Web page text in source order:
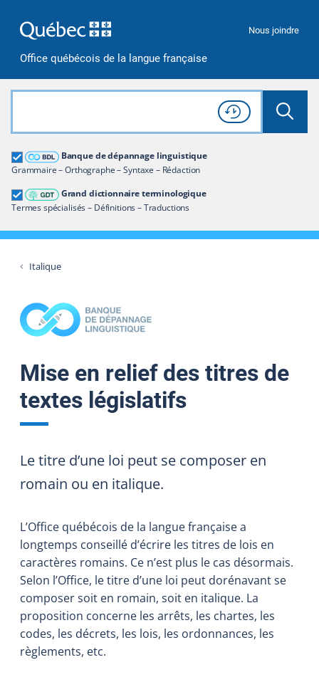
Office québécois de la langue française
Nous joindre
Rechercher dans tout le site
Lancer
Consulter l'
Historique
de recherche
Banque de dépannage linguistique
Grammaire – Orthographe – Syntaxe – Rédaction
Grand dictionnaire terminologique
Termes spécialisés – Définitions – Traductions
Grand dictionnaire terminologique
Restreindre aux termes
Italique
Mise en relief des titres de
textes législatifs
Le titre d’une loi peut se composer en
romain ou en italique.
L’Office québécois de la langue française a
longtemps conseillé d’écrire les titres de lois en
caractères romains. Ce n’est plus le cas désormais.
Selon l’Office, le titre d’une loi peut dorénavant se
composer soit en romain, soit en italique. La
proposition concerne les arrêts, les chartes, les
codes, les décrets, les lois, les ordonnances, les
règlements, etc.